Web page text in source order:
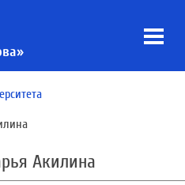
Акилина